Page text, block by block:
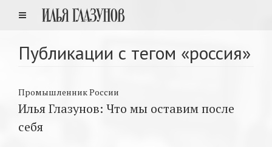
Публикации с тегом «россия»
Промышленник России
Илья Глазунов: Что мы оставим после
себя